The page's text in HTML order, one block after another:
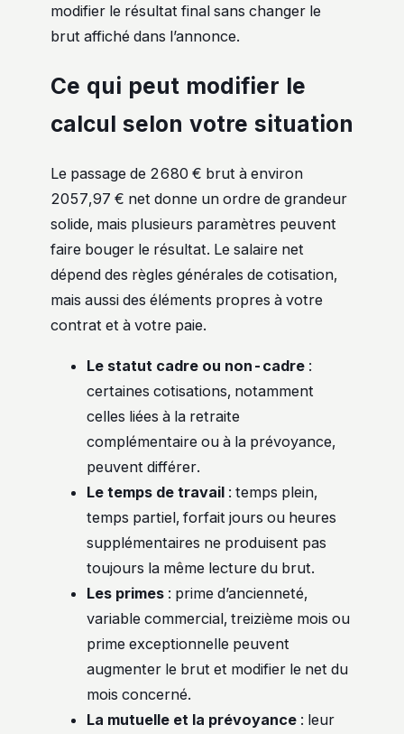
modifier le résultat final sans changer le
brut affiché dans l’annonce.
Ce qui peut modifier le
calcul selon votre situation
Le passage de 2680 € brut à environ
2057,97 € net donne un ordre de grandeur
solide, mais plusieurs paramètres peuvent
faire bouger le résultat. Le salaire net
dépend des règles générales de cotisation,
mais aussi des éléments propres à votre
contrat et à votre paie.
Le statut cadre ou non-cadre :
certaines cotisations, notamment
celles liées à la retraite
complémentaire ou à la prévoyance,
peuvent différer.
Le temps de travail : temps plein,
temps partiel, forfait jours ou heures
supplémentaires ne produisent pas
toujours la même lecture du brut.
Les primes : prime d’ancienneté,
variable commercial, treizième mois ou
prime exceptionnelle peuvent
augmenter le brut et modifier le net du
mois concerné.
La mutuelle et la prévoyance : leur